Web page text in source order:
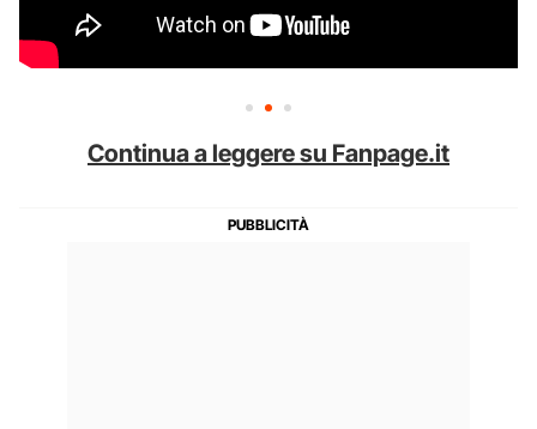
Continua a leggere su Fanpage.it